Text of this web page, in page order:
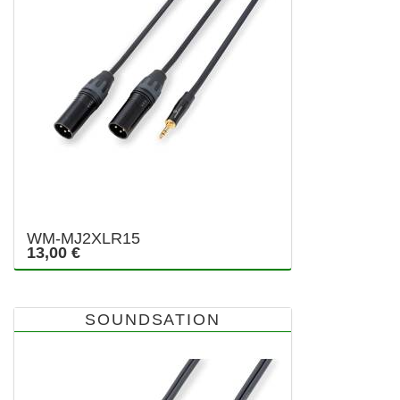
WM-MJ2XLR15
13,00 €
SOUNDSATION